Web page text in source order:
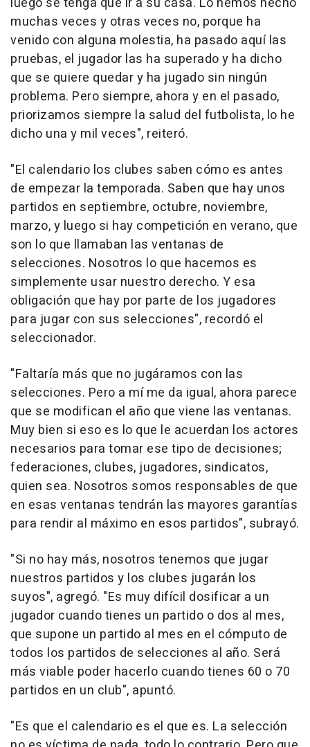
muchas veces y otras veces no, porque ha
venido con alguna molestia, ha pasado aquí las
pruebas, el jugador las ha superado y ha dicho
que se quiere quedar y ha jugado sin ningún
problema. Pero siempre, ahora y en el pasado,
priorizamos siempre la salud del futbolista, lo he
dicho una y mil veces", reiteró.
"El calendario los clubes saben cómo es antes
de empezar la temporada. Saben que hay unos
partidos en septiembre, octubre, noviembre,
marzo, y luego si hay competición en verano, que
son lo que llamaban las ventanas de
selecciones. Nosotros lo que hacemos es
simplemente usar nuestro derecho. Y esa
obligación que hay por parte de los jugadores
para jugar con sus selecciones", recordó el
seleccionador.
"Faltaría más que no jugáramos con las
selecciones. Pero a mí me da igual, ahora parece
que se modifican el año que viene las ventanas.
Muy bien si eso es lo que le acuerdan los actores
necesarios para tomar ese tipo de decisiones;
federaciones, clubes, jugadores, sindicatos,
quien sea. Nosotros somos responsables de que
en esas ventanas tendrán las mayores garantías
para rendir al máximo en esos partidos", subrayó.
"Si no hay más, nosotros tenemos que jugar
nuestros partidos y los clubes jugarán los
suyos", agregó. "Es muy difícil dosificar a un
jugador cuando tienes un partido o dos al mes,
que supone un partido al mes en el cómputo de
todos los partidos de selecciones al año. Será
más viable poder hacerlo cuando tienes 60 o 70
partidos en un club", apuntó.
"Es que el calendario es el que es. La selección